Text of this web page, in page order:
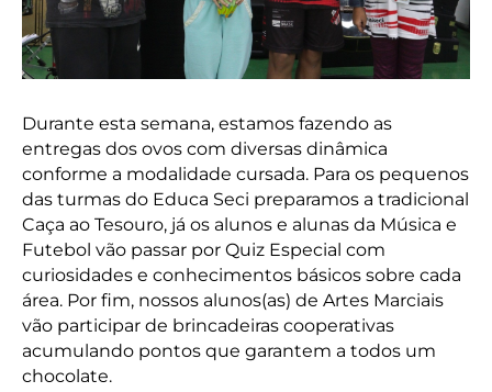
Durante esta semana, estamos fazendo as
entregas dos ovos com diversas dinâmica
conforme a modalidade cursada. Para os pequenos
das turmas do Educa Seci preparamos a tradicional
Caça ao Tesouro, já os alunos e alunas da Música e
Futebol vão passar por Quiz Especial com
curiosidades e conhecimentos básicos sobre cada
área. Por fim, nossos alunos(as) de Artes Marciais
vão participar de brincadeiras cooperativas
acumulando pontos que garantem a todos um
chocolate.